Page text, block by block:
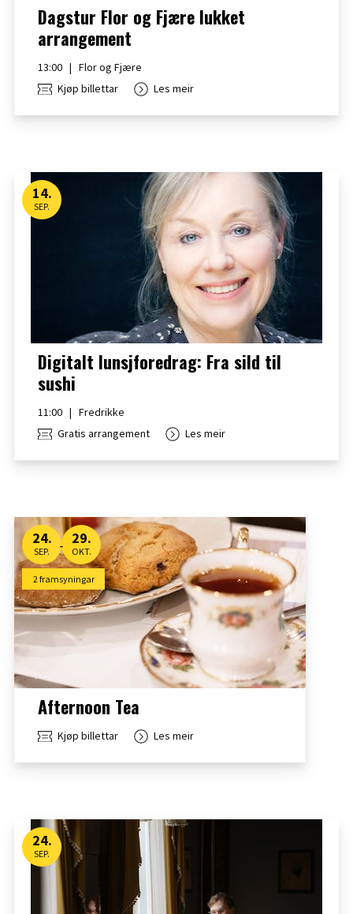
Dagstur Flor og Fjære lukket
arrangement
13:00 | Flor og Fjære
Kjøp billettar
Les meir
14.
SEP.
Digitalt lunsjforedrag: Fra sild til
sushi
11:00 | Fredrikke
Gratis arrangement
Les meir
24.
SEP. - 29.
OKT.
2 framsyningar
Afternoon Tea
Kjøp billettar Les meir
24.
SEP.